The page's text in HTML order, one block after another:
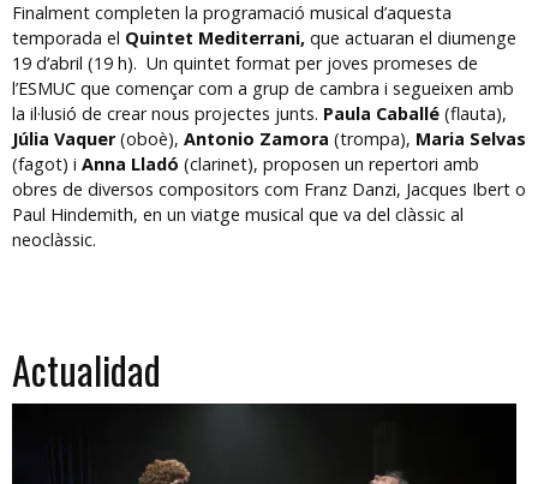
Finalment completen la programació musical d’aquesta
temporada el Quintet Mediterrani, que actuaran el diumenge
19 d’abril (19 h). Un quintet format per joves promeses de
l’ESMUC que començar com a grup de cambra i segueixen amb
la il·lusió de crear nous projectes junts. Paula Caballé (flauta),
Júlia Vaquer(oboè), Antonio Zamora (trompa), Maria Selvas
(fagot) i Anna Lladó (clarinet), proposen un repertori amb
obres de diversos compositors com Franz Danzi, Jacques Ibert o
Paul Hindemith, en un viatge musical que va del clàssic al
neoclàssic.
Actualidad